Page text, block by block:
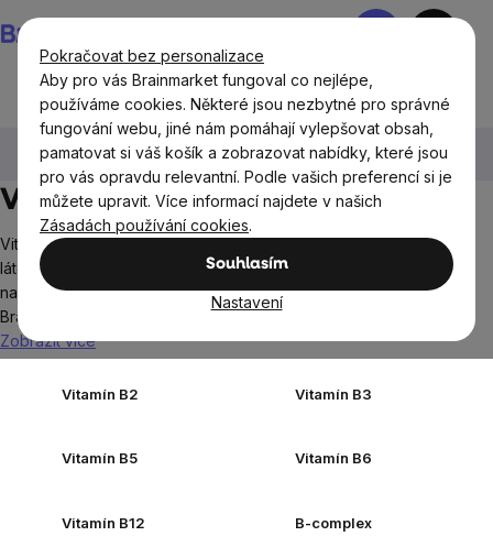
Pokračovat bez personalizace
Aby pro vás Brainmarket fungoval co nejlépe,
používáme cookies. Některé jsou nezbytné pro správné
fungování webu, jiné nám pomáhají vylepšovat obsah,
pamatovat si váš košík a zobrazovat nabídky, které jsou
pro vás opravdu relevantní. Podle vašich preferencí si je
můžete upravit. Více informací najdete v našich
Zásadách používání cookies.
Souhlasím
Nastavení
na
obsah
Nákupní
Doplňky stravy a výživa
Vitamíny a multivitamíny
Vitamín B
Vitamín B
Vitamíny skupiny B nejsou jen jeden vitamín, ale osm různých
látek, které se často označují jako B-komplex. Všechny je
navíc najdete v té nejvyšší kvalitě přímo na e-shopu
BrainMarket – pohodlně pod jednou střechou v této kategorii.
Zobrazit více
Vitamín B2 Vitamín B3
Vitamín B5 Vitamín B6
Vitamín B12 B-complex